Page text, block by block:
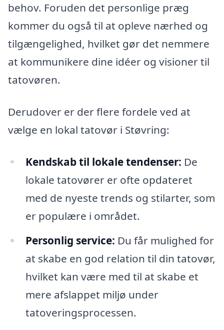
behov. Foruden det personlige præg
kommer du også til at opleve nærhed og
tilgængelighed, hvilket gør det nemmere
at kommunikere dine idéer og visioner til
tatovøren.
Derudover er der flere fordele ved at
vælge en lokal tatovør i Støvring:
Kendskab til lokale tendenser: De
lokale tatovører er ofte opdateret
med de nyeste trends og stilarter, som
er populære i området.
Personlig service: Du får mulighed for
at skabe en god relation til din tatovør,
hvilket kan være med til at skabe et
mere afslappet miljø under
tatoveringsprocessen.